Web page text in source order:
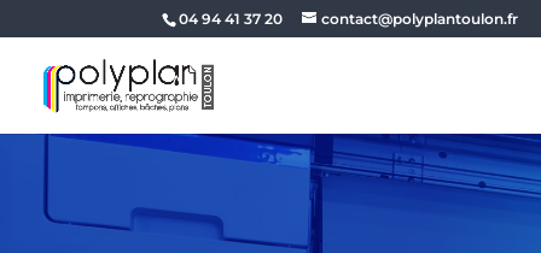
04 94 41 37 20 contact@polyplantoulon.fr